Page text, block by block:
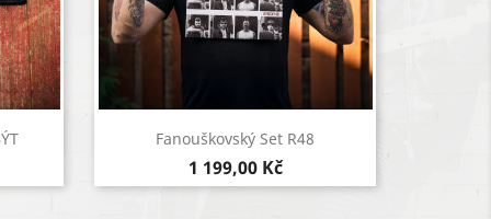
Rychlý náhled
Fanouškovský Set R48
1 199,00 Kč